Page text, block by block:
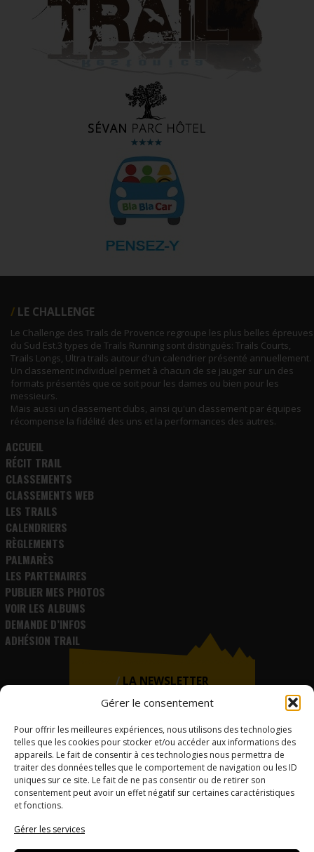
Gérer le consentement
Pour offrir les meilleures expériences, nous utilisons des technologies
telles que les cookies pour stocker et/ou accéder aux informations des
appareils. Le fait de consentir à ces technologies nous permettra de
traiter des données telles que le comportement de navigation ou les ID
uniques sur ce site. Le fait de ne pas consentir ou de retirer son
consentement peut avoir un effet négatif sur certaines caractéristiques
et fonctions.
Gérer les services
LE CHALLENGE
Le Challenge des Trails de Provence regroupe les plus belles épreuves
du Sud Est.3 types de Trails Running sont distingués: Trails Courts,
Trails Longs, Ultra trails autour d'un calendrier présenté annuellement.
Un classement individuel permet à chacun de se jauger sur un des
formats présentés que ce soit pour les dames ou bien pour les
messieurs.
Mais aussi un classement clubs, ainsi qu'un classement par équipes
récompense la fidélité des uns et la performances des autres.
ACCUEIL
RÉCIT TRAIL
CLASSEMENTS
CLASSEMENTS WEB
LES TRAILS
CALENDRIERS
RÈGLEMENTS
PALMARÈS
LES PARTENAIRES
PUBLIER MES PHOTOS
VOIR LES ALBUMS
DEMANDE D’INFOS
ADHÉSION TRAIL
LA NEWSLETTER
Si vous souhaitez recevoir
Challenge, inscrivez-vous !